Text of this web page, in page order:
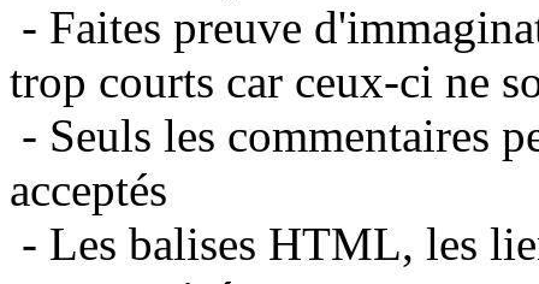
- Faites preuve
trop courts car ceux-ci ne
- Seuls les commentaires
acceptés
- Les balises HTML, les